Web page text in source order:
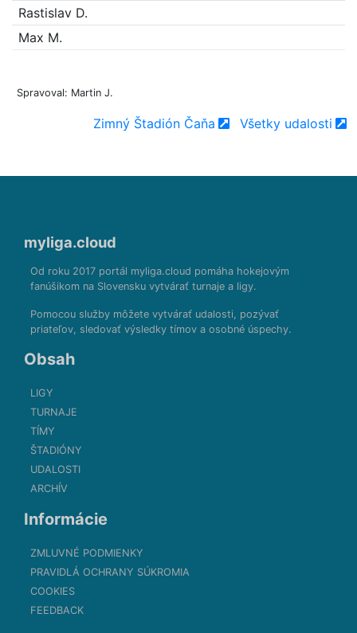
Rastislav D.
Max M.
Spravoval: Martin J.
Zimný Štadión Čaňa Všetky udalosti
myliga.cloud
Od roku 2017 portál myliga.cloud pomáha hokejovým
fanúšikom na Slovensku vytvárať turnaje a ligy.
Pomocou služby môžete vytvárať udalosti, pozývať
priateľov, sledovať výsledky tímov a osobné úspechy.
Obsah
LIGY
TURNAJE
TÍMY
ŠTADIÓNY
UDALOSTI
ARCHÍV
Informácie
ZMLUVNÉ PODMIENKY
PRAVIDLÁ OCHRANY SÚKROMIA
COOKIES
FEEDBACK